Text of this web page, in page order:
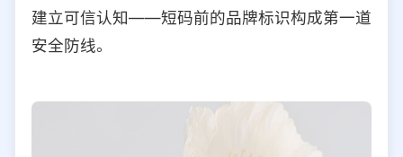
建立可信认知——短码前的品牌标识构成第一道
安全防线。